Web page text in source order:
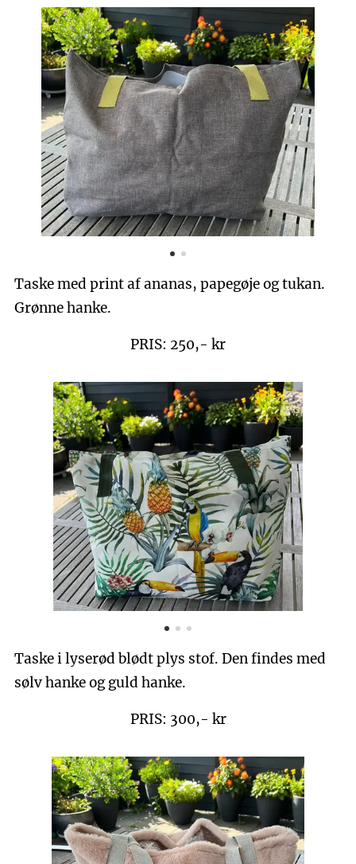
Taske med print af ananas, papegøje og tukan.
Grønne hanke.
PRIS: 250,- kr
Taske i lyserød blødt plys stof. Den findes med
sølv hanke og guld hanke.
PRIS: 300,- kr